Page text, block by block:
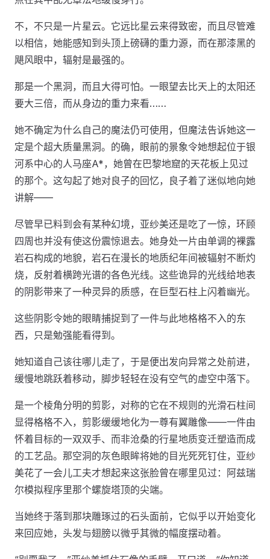
不，不只是一片星云。它远比星云来得致密，而且尽管难
以相信，她能感知到头顶上磅礴的重力源，而在那漆黑的
飓风眼中，辐射是最强的。
那是一个黑洞，而且大得可怕。一眼望去比天上的太阳还
要大三倍，而从身边的重力来看……
她不确定为什么自己的魔法仍可使用，但魔法告诉她这一
定是个超大质量黑洞。的确，眼前的景象令她想起位于银
河系中心的人马座A*，她曾在巴黎地窟的天花板上见过
的那个。这勾起了她对良子的回忆，良子着了迷似地向她
讲解——
尽管早已料到会有某种幻境，亚纱美还是吃了一惊，环顾
四周也并没有使这份震惊退去。她身处一片由单调的裸露
岩石构成的地貌，岩石在漫长的地质纪年间被辐射不断灼
烧，反射着横跨光谱的各色光线。这些诡异的光线给地表
的阴影带来了一种灵异的质感，在巨型石柱上闪着幽光。
这些阴影令她的眼睛捕捉到了一件与此地格格不入的东
西，只是勉强能看得到。
她知道自己该往哪儿走了，于是便出发向异常之处前进，
缓慢地跳跃着移动，脚步轻轻在没有空气的虚空中落下。
是一个棱角分明的剪影，对称的它在不规则的光滑石柱间
显得格格不入，剪影缓缓地化为一尊有翼雕像——一件由
怀着目标的一双双手、而非沧桑的行星地质变迁塑造而成
的工艺品。那空洞的灰色眼眸将她的目光死死钉住，亚纱
美花了一会儿工夫才想起来这张脸曾在哪里见过：阿兹瑞
尔模拟程序里那个螺旋塔顶的尖端。
当她终于落到那块雕琢过的石头面前，它似乎以开始变化
来回应她，头发与翅膀以微乎其微的幅度摆动着。